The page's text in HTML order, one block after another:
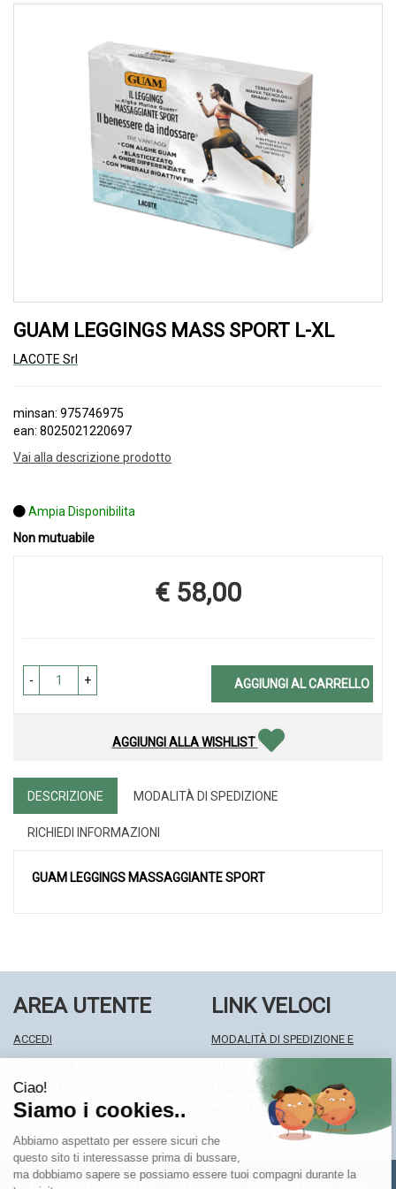
GUAM LEGGINGS MASS SPORT L-XL
LACOTE Srl
minsan: 975746975
ean: 8025021220697
Vai alla descrizione prodotto
Ampia Disponibilita
Non mutuabile
Prezzo
€ 58,00
- + AGGIUNGI AL CARRELLO
AGGIUNGI ALLA WISHLIST
DESCRIZIONE MODALITÀ DI SPEDIZIONE
RICHIEDI INFORMAZIONI
GUAM LEGGINGS MASSAGGIANTE SPORT
AREA UTENTE
ACCEDI
WISHLIST
ISCRIZIONE ALLA NEWSLETTER
LINK VELOCI
MODALITÀ DI SPEDIZIONE E
MODALITÀ DI PAGAMENTO
INFORMATIVA PRIVACY
CONDIZIONI DI VENDITA